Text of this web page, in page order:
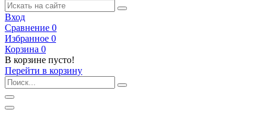
Вход
Сравнение 0
Избранное 0
Корзина 0
В корзине пусто!
Перейти в корзину